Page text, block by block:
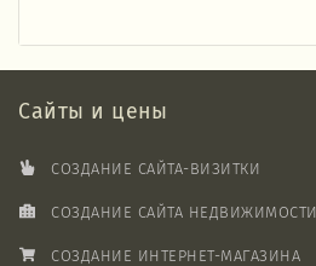
Сайты и цены
СОЗДАНИЕ САЙТА-ВИЗИТКИ
СОЗДАНИЕ САЙТА НЕДВИЖИМОСТИ
СОЗДАНИЕ ИНТЕРНЕТ-МАГАЗИНА